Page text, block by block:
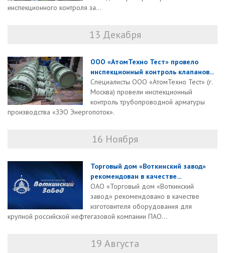
инспекционного контроля за...
13 Декабря
ООО «АтомТехно Тест» провело
инспекционный контроль клапанов...
Специалисты ООО «АтомТехно Тест» (г.
Москва) провели инспекционный
контроль трубопроводной арматуры
производства «ЗЭО Энергопоток».
16 Ноября
Торговый дом «Воткинский завод»
рекомендован в качестве...
ОАО «Торговый дом «Воткинский
завод» рекомендовано в качестве
изготовителя оборудования для
крупной российской нефтегазовой компании ПАО...
19 Августа